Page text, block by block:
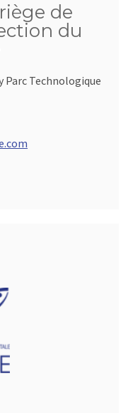
de
du
Parc Technologique